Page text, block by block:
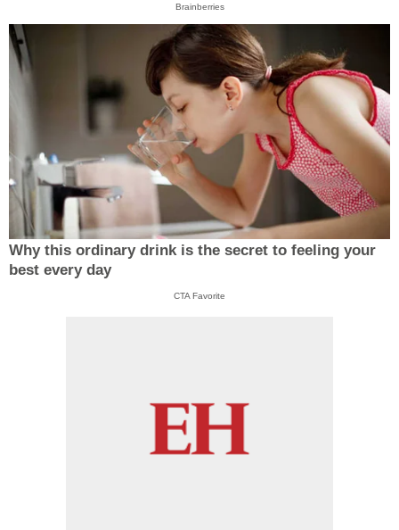
Brainberries
Why this ordinary drink is the secret to feeling your
best every day
CTA Favorite